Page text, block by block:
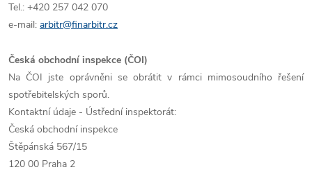
Tel.: +420 257 042 070
e-mail: arbitr@finarbitr.cz
Česká obchodní inspekce (ČOI)
Na ČOI jste oprávněni se obrátit v rámci mimosoudního řešení
spotřebitelských sporů.
Kontaktní údaje - Ústřední inspektorát:
Česká obchodní inspekce
Štěpánská 567/15
120 00 Praha 2